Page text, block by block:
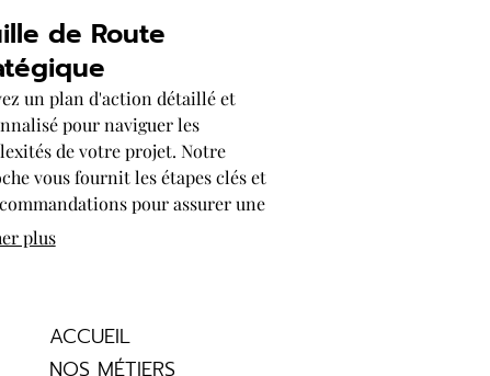
de Route
un plan d'action détaillé et
pour naviguer les
de votre projet. Notre
vous fournit les étapes clés et
pour assurer une
fluide et efficace. Préparez-
à avancer avec confiance vers vos
plus
ACCUEIL
NOS MÉTIERS